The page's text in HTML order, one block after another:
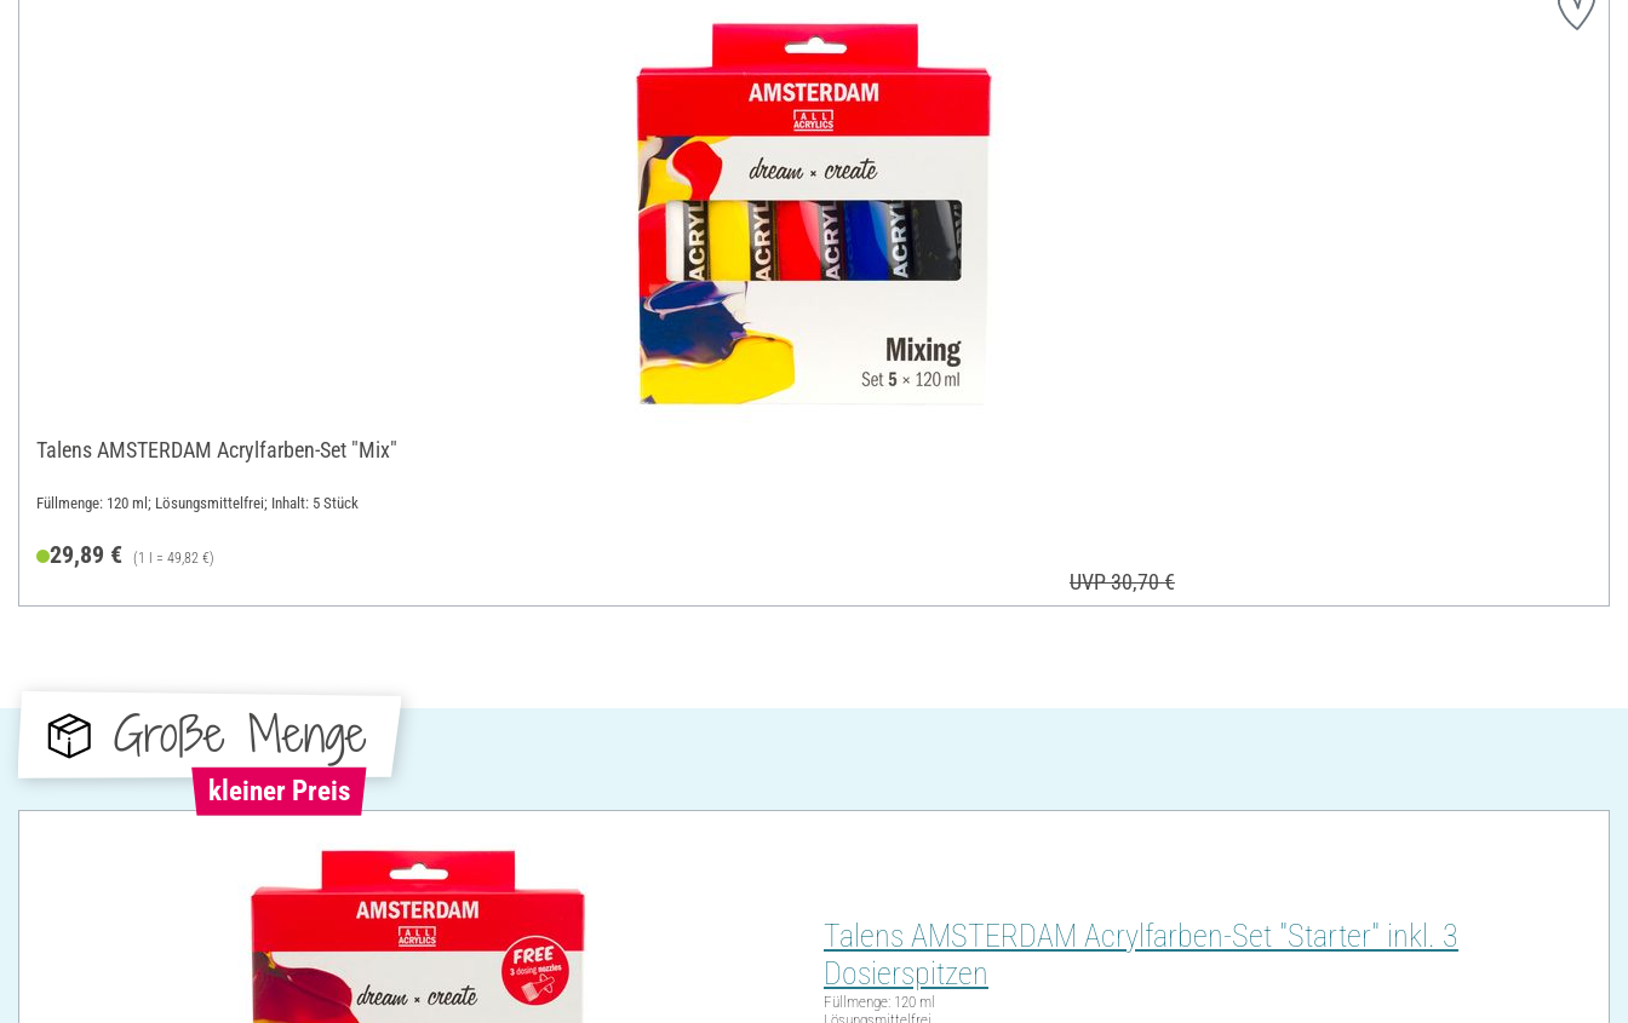
Talens AMSTERDAM Acrylfarben-Set "Mix"
Füllmenge: 120 ml; Lösungsmittelfrei; Inhalt: 5 Stück
29,89 € (1 l = 49,82 €)
UVP 30,70 €
Große Menge
kleiner Preis
Talens AMSTERDAM Acrylfarben-Set "Starter" inkl. 3
Dosierspitzen
Füllmenge: 120 ml